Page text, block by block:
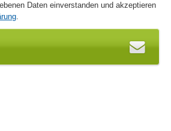
Daten einverstanden und akzeptieren
.